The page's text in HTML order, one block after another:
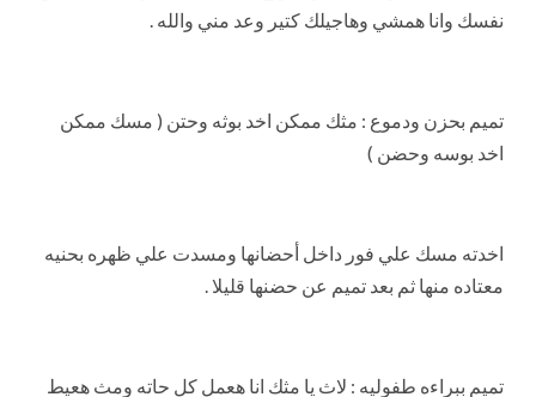
نفسك وانا همشي وهاجيلك كتير وعد مني والله .
تميم بحزن ودموع : مثك ممكن اخد بوثه وحتن ( مسك ممكن
اخد بوسه وحضن )
اخدته مسك علي فور داخل أحضانها ومسدت علي ظهره بحنيه
معتاده منها ثم بعد تميم عن حضنها قليلا .
تميم ببراءه طفوليه : لاث يا مثك انا هعمل كل حاته ومث هعيط